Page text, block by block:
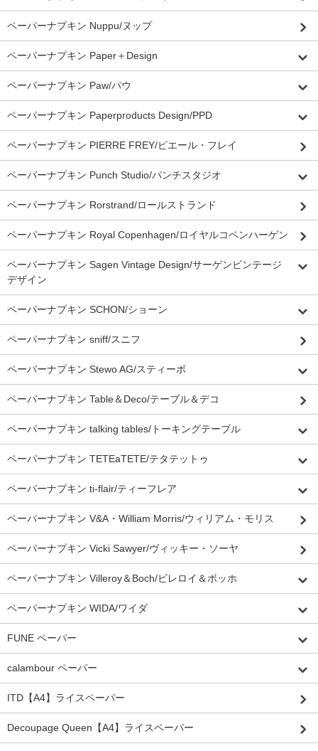
ペーパーナプキン Nuppu/ヌップ
ペーパーナプキン Paper＋Design
ペーパーナプキン Paw/パウ
ペーパーナプキン Paperproducts Design/PPD
ペーパーナプキン PIERRE FREY/ピエール・フレイ
ペーパーナプキン Punch Studio/パンチスタジオ
ペーパーナプキン Rorstrand/ロールストランド
ペーパーナプキン Royal Copenhagen/ロイヤルコペンハーゲン
ペーパーナプキン Sagen Vintage Design/サーゲンビンテージ
デザイン
ペーパーナプキン SCHON/ショーン
ペーパーナプキン sniff/スニフ
ペーパーナプキン Stewo AG/スティーボ
ペーパーナプキン Table＆Deco/テーブル＆デコ
ペーパーナプキン talking tables/トーキングテーブル
ペーパーナプキン TETEaTETE/テタテットゥ
ペーパーナプキン ti-flair/ティーフレア
ペーパーナプキン V&A・William Morris/ウィリアム・モリス
ペーパーナプキン Vicki Sawyer/ヴィッキー・ソーヤ
ペーパーナプキン Villeroy＆Boch/ビレロイ＆ボッホ
ペーパーナプキン WIDA/ワイダ
FUNE ペーパー
calambour ペーパー
ITD【A4】ライスペーパー
Decoupage Queen【A4】ライスペーパー